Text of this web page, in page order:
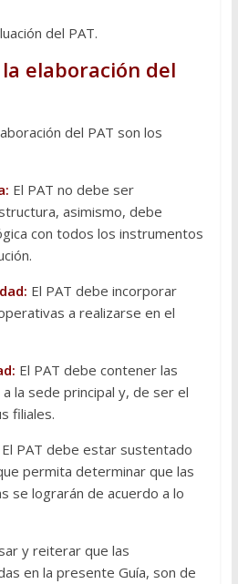
del PAT.
elaboración del
del PAT son los
El PAT no debe ser
asimismo, debe
con todos los instrumentos
El PAT debe incorporar
a realizarse en el
El PAT debe contener las
la sede principal y, de ser el
filiales.
El PAT debe estar sustentado
permita determinar que las
se lograrán de acuerdo a lo
y reiterar que las
en la presente Guía, son de